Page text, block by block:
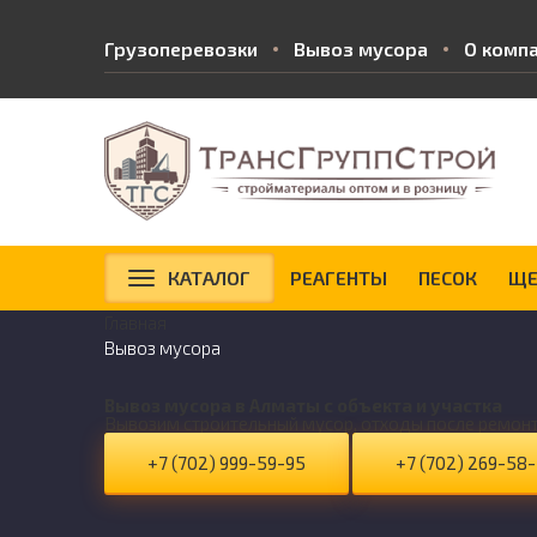
Грузоперевозки Вывоз мусора О
КАТАЛОГ РЕАГЕНТЫ ПЕСОК
Вывоз мусора
+7 (702) 999-59-95
+7 (702) 269-